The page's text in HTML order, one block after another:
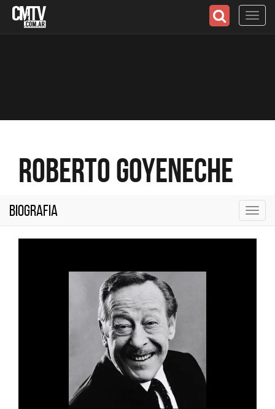
Roberto Goyeneche
Biografia